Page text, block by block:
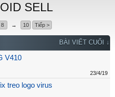
SELL
8 → 10 Tiếp >
BÀI VIẾT CUỐI ↓
V410
23/4/19
treo logo virus